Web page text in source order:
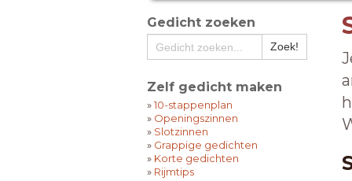
Gedicht zoeken
Zelf gedicht maken
»10-stappenplan
» Openingszinnen
» Slotzinnen
» Grappige gedichten
» Korte gedichten
» Rijmtips